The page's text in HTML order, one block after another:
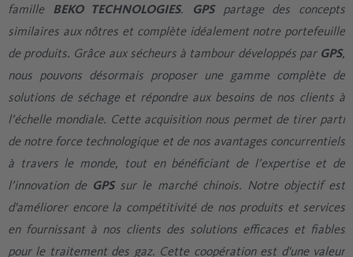
famille BEKO TECHNOLOGIES. GPSpartage des concepts
similaires aux nôtres et complète idéalement notre portefeuille
de produits. Grâce aux sécheurs à tambour développés par GPS,
nous pouvons désormais proposer une gamme complète de
solutions de séchage et répondre aux besoins de nos clients à
l’échelle mondiale. Cette acquisition nous permet de tirer parti
de notre force technologique et de nos avantages concurrentiels
à travers le monde, tout en bénéficiant de l’expertise et de
l’innovation de GPSsur le marché chinois. Notre objectif est
d'améliorer encore la compétitivité de nos produits et services
en fournissant à nos clients des solutions efficaces et fiables
pour le traitement des gaz. Cette coopération est d'une valeur